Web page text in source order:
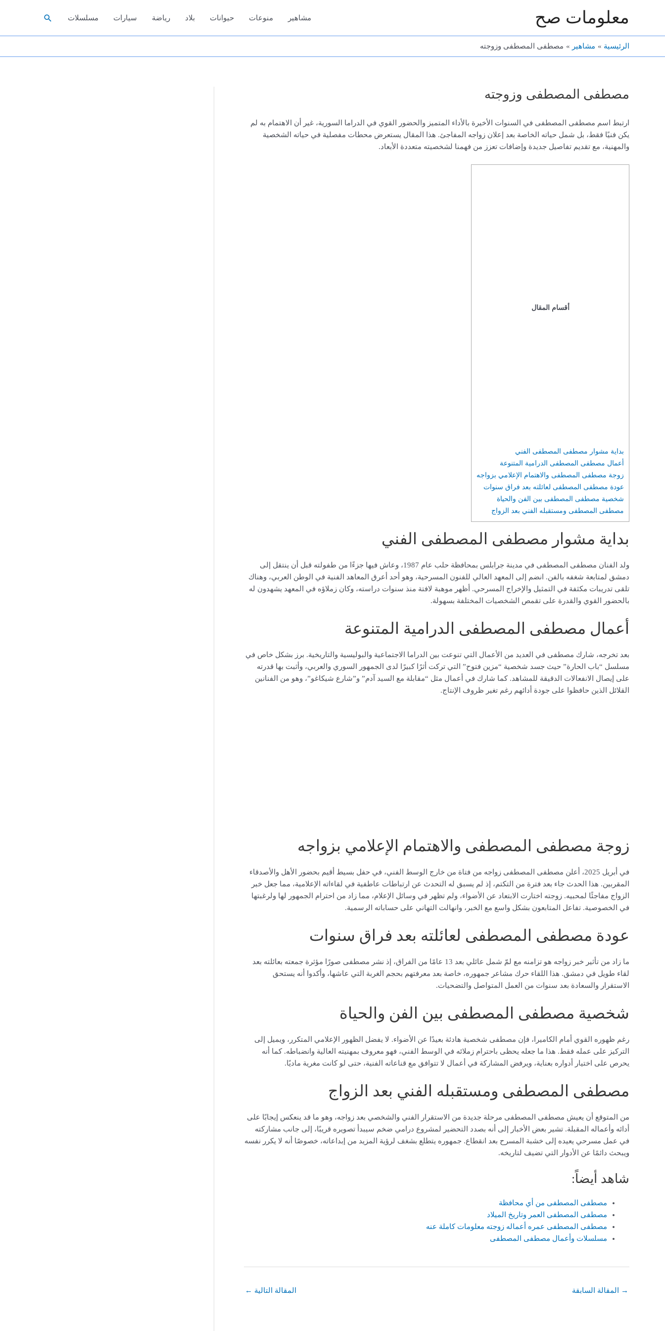
معلومات صح مشاهير منوعات حيوانات بلاد رياضة سيارات مسلسلات البحث
الرئيسية مشاهير مصطفى المصطفى وزوجته
مصطفى المصطفى وزوجته
ارتبط اسم مصطفى المصطفى في السنوات الأخيرة بالأداء المتميز والحضور القوي في الدراما السورية، غير أن الاهتمام به لم
يكن فنيًا فقط، بل شمل حياته الخاصة بعد إعلان زواجه المفاجئ. هذا المقال يستعرض محطات مفصلية في حياته الشخصية
والمهنية، مع تقديم تفاصيل جديدة وإضافات تعزز من فهمنا لشخصيته متعددة الأبعاد.
أقسام المقال
بداية مشوار مصطفى المصطفى الفني
أعمال مصطفى المصطفى الدرامية المتنوعة
زوجة مصطفى المصطفى والاهتمام الإعلامي بزواجه
عودة مصطفى المصطفى لعائلته بعد فراق سنوات
شخصية مصطفى المصطفى بين الفن والحياة
مصطفى المصطفى ومستقبله الفني بعد الزواج
بداية مشوار مصطفى المصطفى الفني
ولد الفنان مصطفى المصطفى في مدينة جرابلس بمحافظة حلب عام 1987، وعاش فيها جزءًا من طفولته قبل أن ينتقل إلى
دمشق لمتابعة شغفه بالفن. انضم إلى المعهد العالي للفنون المسرحية، وهو أحد أعرق المعاهد الفنية في الوطن العربي، وهناك
تلقى تدريبات مكثفة في التمثيل والإخراج المسرحي. أظهر موهبة لافتة منذ سنوات دراسته، وكان زملاؤه في المعهد يشهدون له
بالحضور القوي والقدرة على تقمص الشخصيات المختلفة بسهولة.
أعمال مصطفى المصطفى الدرامية المتنوعة
بعد تخرجه، شارك مصطفى في العديد من الأعمال التي تنوعت بين الدراما الاجتماعية والبوليسية والتاريخية. برز بشكل خاص في
مسلسل “باب الحارة” حيث جسد شخصية “مزين فتوح” التي تركت أثرًا كبيرًا لدى الجمهور السوري والعربي، وأثبت بها قدرته
على إيصال الانفعالات الدقيقة للمشاهد. كما شارك في أعمال مثل “مقابلة مع السيد آدم” و”شارع شيكاغو”، وهو من الفنانين
القلائل الذين حافظوا على جودة أدائهم رغم تغير ظروف الإنتاج.
زوجة مصطفى المصطفى والاهتمام الإعلامي بزواجه
في أبريل 2025، أعلن مصطفى المصطفى زواجه من فتاة من خارج الوسط الفني، في حفل بسيط أقيم بحضور الأهل والأصدقاء
المقربين. هذا الحدث جاء بعد فترة من التكتم، إذ لم يسبق له التحدث عن ارتباطات عاطفية في لقاءاته الإعلامية، مما جعل خبر
الزواج مفاجئًا لمحبيه. زوجته اختارت الابتعاد عن الأضواء، ولم تظهر في وسائل الإعلام، مما زاد من احترام الجمهور لها ولرغبتها
في الخصوصية. تفاعل المتابعون بشكل واسع مع الخبر، وانهالت التهاني على حساباته الرسمية.
عودة مصطفى المصطفى لعائلته بعد فراق سنوات
ما زاد من تأثير خبر زواجه هو تزامنه مع لمّ شمل عائلي بعد 13 عامًا من الفراق، إذ نشر مصطفى صورًا مؤثرة جمعته بعائلته بعد
لقاء طويل في دمشق. هذا اللقاء حرك مشاعر جمهوره، خاصة بعد معرفتهم بحجم الغربة التي عاشها، وأكدوا أنه يستحق
الاستقرار والسعادة بعد سنوات من العمل المتواصل والتضحيات.
شخصية مصطفى المصطفى بين الفن والحياة
رغم ظهوره القوي أمام الكاميرا، فإن مصطفى شخصية هادئة بعيدًا عن الأضواء. لا يفضل الظهور الإعلامي المتكرر، ويميل إلى
التركيز على عمله فقط. هذا ما جعله يحظى باحترام زملائه في الوسط الفني، فهو معروف بمهنيته العالية وانضباطه. كما أنه
يحرص على اختيار أدواره بعناية، ويرفض المشاركة في أعمال لا تتوافق مع قناعاته الفنية، حتى لو كانت مغرية ماديًا.
مصطفى المصطفى ومستقبله الفني بعد الزواج
من المتوقع أن يعيش مصطفى المصطفى مرحلة جديدة من الاستقرار الفني والشخصي بعد زواجه، وهو ما قد ينعكس إيجابًا على
أدائه وأعماله المقبلة. تشير بعض الأخبار إلى أنه بصدد التحضير لمشروع درامي ضخم سيبدأ تصويره قريبًا، إلى جانب مشاركته
في عمل مسرحي يعيده إلى خشبة المسرح بعد انقطاع. جمهوره يتطلع بشغف لرؤية المزيد من إبداعاته، خصوصًا أنه لا يكرر نفسه
ويبحث دائمًا عن الأدوار التي تضيف لتاريخه.
شاهد أيضاً:
مصطفى المصطفى من أي محافظة
مصطفى المصطفى العمر وتاريخ الميلاد
مصطفى المصطفى عمره أعماله زوجته معلومات كاملة عنه
مسلسلات وأعمال مصطفى المصطفى
→ المقالة السابقة المقالة التالية ←